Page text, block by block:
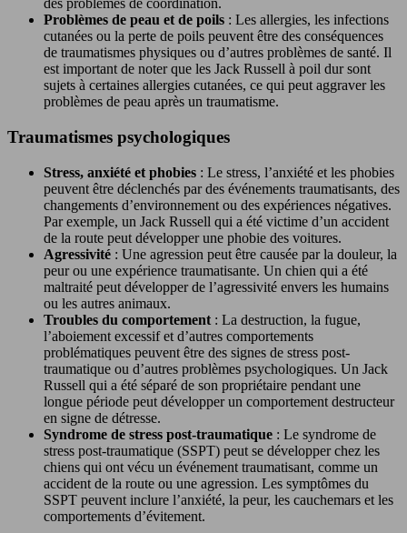
des problèmes de coordination.
Problèmes de peau et de poils : Les allergies, les infections
cutanées ou la perte de poils peuvent être des conséquences
de traumatismes physiques ou d’autres problèmes de santé. Il
est important de noter que les Jack Russell à poil dur sont
sujets à certaines allergies cutanées, ce qui peut aggraver les
problèmes de peau après un traumatisme.
Traumatismes psychologiques
Stress, anxiété et phobies : Le stress, l’anxiété et les phobies
peuvent être déclenchés par des événements traumatisants, des
changements d’environnement ou des expériences négatives.
Par exemple, un Jack Russell qui a été victime d’un accident
de la route peut développer une phobie des voitures.
Agressivité : Une agression peut être causée par la douleur, la
peur ou une expérience traumatisante. Un chien qui a été
maltraité peut développer de l’agressivité envers les humains
ou les autres animaux.
Troubles du comportement : La destruction, la fugue,
l’aboiement excessif et d’autres comportements
problématiques peuvent être des signes de stress post-
traumatique ou d’autres problèmes psychologiques. Un Jack
Russell qui a été séparé de son propriétaire pendant une
longue période peut développer un comportement destructeur
en signe de détresse.
Syndrome de stress post-traumatique : Le syndrome de
stress post-traumatique (SSPT) peut se développer chez les
chiens qui ont vécu un événement traumatisant, comme un
accident de la route ou une agression. Les symptômes du
SSPT peuvent inclure l’anxiété, la peur, les cauchemars et les
comportements d’évitement.